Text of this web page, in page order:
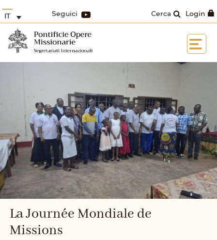
Login
Cerca
Seguici
IT
La Journée Mondiale de
Missions